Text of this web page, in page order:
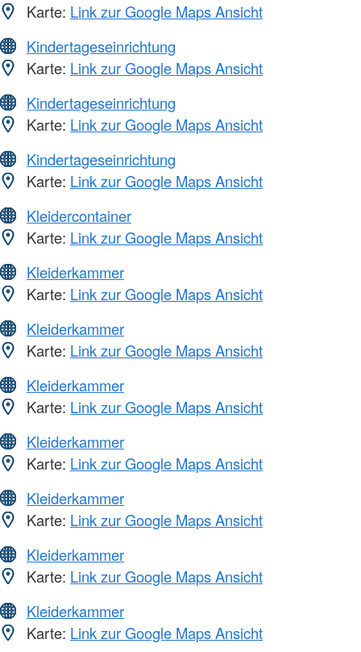
Karte: Link zur Google Maps Ansicht
Kindertageseinrichtung
Karte: Link zur Google Maps Ansicht
Kindertageseinrichtung
Karte: Link zur Google Maps Ansicht
Kindertageseinrichtung
Karte: Link zur Google Maps Ansicht
Kleidercontainer
Karte: Link zur Google Maps Ansicht
Kleiderkammer
Karte: Link zur Google Maps Ansicht
Kleiderkammer
Karte: Link zur Google Maps Ansicht
Kleiderkammer
Karte: Link zur Google Maps Ansicht
Kleiderkammer
Karte: Link zur Google Maps Ansicht
Kleiderkammer
Karte: Link zur Google Maps Ansicht
Kleiderkammer
Karte: Link zur Google Maps Ansicht
Kleiderkammer
Karte: Link zur Google Maps Ansicht